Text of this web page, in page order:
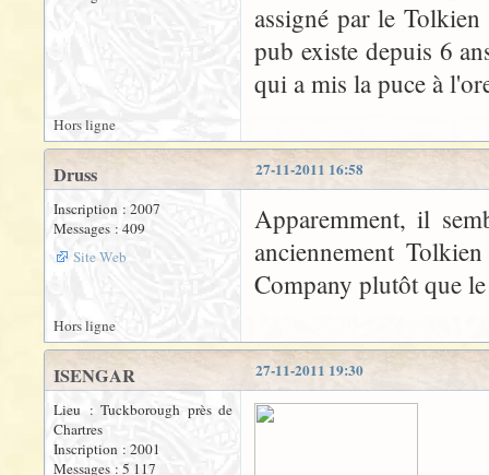
assigné par le
pub existe depuis 6
qui a mis la puce à
Hors ligne
27-11-2011 16:58
Druss
Inscription : 2007
Messages : 409
Site Web
Apparemment, il
anciennement
Company plutôt que
Hors ligne
27-11-2011 19:30
ISENGAR
Lieu : Tuckborough près de
Chartres
Inscription : 2001
Messages : 5 117